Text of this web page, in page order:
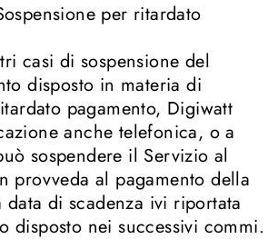
per ritardato
casi di sospensione del
disposto in materia di
pagamento, Digiwatt
anche telefonica, o a
sospendere il Servizio al
provveda al pagamento della
data di scadenza ivi riportata
disposto nei successivi commi.